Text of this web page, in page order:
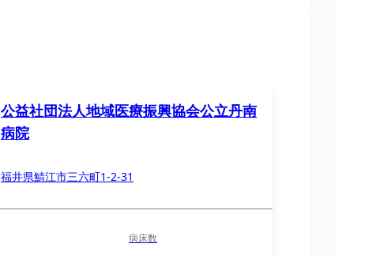
公益社団法人地域医療振興協会公立丹南
病院
福井県鯖江市三六町1-2-31
病床数